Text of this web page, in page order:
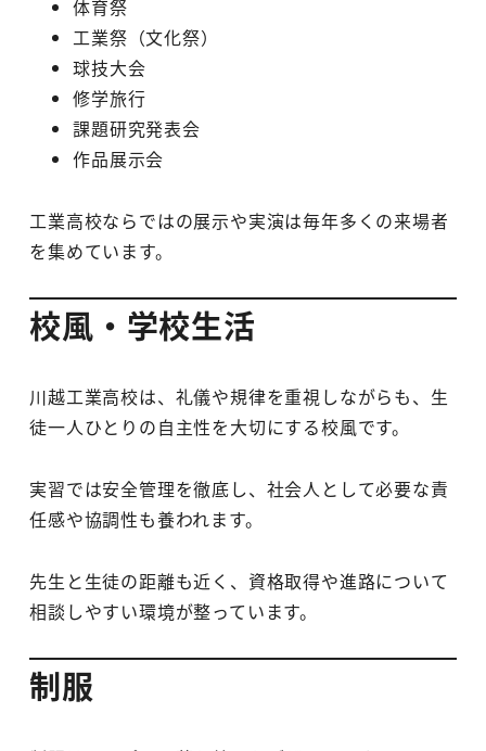
体育祭
工業祭（文化祭）
球技大会
修学旅行
課題研究発表会
作品展示会
工業高校ならではの展示や実演は毎年多くの来場者
を集めています。
校風・学校生活
川越工業高校は、礼儀や規律を重視しながらも、生
徒一人ひとりの自主性を大切にする校風です。
実習では安全管理を徹底し、社会人として必要な責
任感や協調性も養われます。
先生と生徒の距離も近く、資格取得や進路について
相談しやすい環境が整っています。
制服